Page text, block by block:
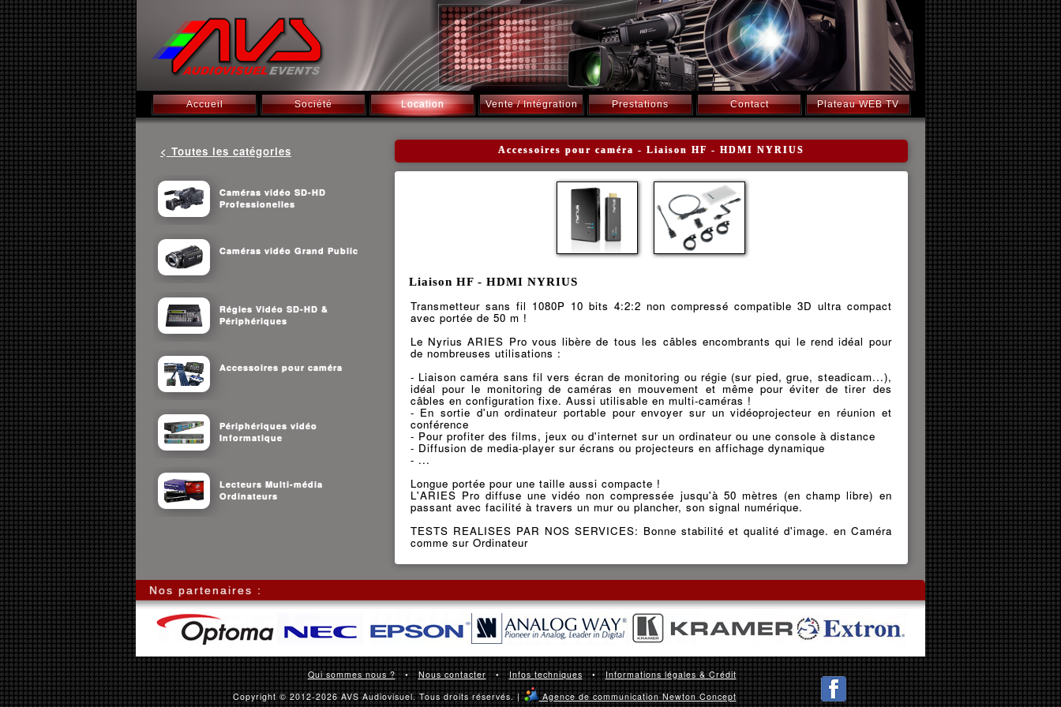
Accueil Société Location Vente / Intégration Prestations Contact Plateau WEB TV
< Toutes les catégories
Caméras vidéo SD-HD
Professionelles
Caméras vidéo Grand Public
Régies Vidéo SD-HD &
Périphériques
Accessoires pour caméra
Périphériques vidéo
Informatique
Lecteurs Multi-média
Ordinateurs
Accessoires pour caméra - Liaison HF - HDMI NYRIUS
Liaison HF - HDMI NYRIUS
Transmetteur sans fil 1080P 10 bits 4:2:2 non compressé compatible 3D ultra compact
avec portée de 50 m !
Le Nyrius ARIES Pro vous libère de tous les câbles encombrants qui le rend idéal pour
de nombreuses utilisations :
- Liaison caméra sans fil vers écran de monitoring ou régie (sur pied, grue, steadicam...),
idéal pour le monitoring de caméras en mouvement et même pour éviter de tirer des
câbles en configuration fixe. Aussi utilisable en multi-caméras !
- En sortie d'un ordinateur portable pour envoyer sur un vidéoprojecteur en réunion et
conférence
- Pour profiter des films, jeux ou d'internet sur un ordinateur ou une console à distance
- Diffusion de media-player sur écrans ou projecteurs en affichage dynamique
- ...
Longue portée pour une taille aussi compacte !
L'ARIES Pro diffuse une vidéo non compressée jusqu'à 50 mètres (en champ libre) en
passant avec facilité à travers un mur ou plancher, son signal numérique.
TESTS REALISES PAR NOS SERVICES: Bonne stabilité et qualité d'image. en Caméra
comme sur Ordinateur
Nos partenaires :
Qui sommes nous ?•Nous contacter•Infos techniques•Informations légales & Crédit
Copyright © 2012-2026 AVS Audiovisuel. Tous droits réservés. |
Agence de communication Newton Concept